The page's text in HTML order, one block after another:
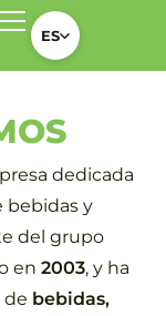
ES
dedicada
bebidas y
del grupo
en 2003, y ha
de bebidas,